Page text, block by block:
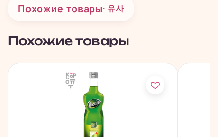
Похожие товары· 유사
Похожие товары